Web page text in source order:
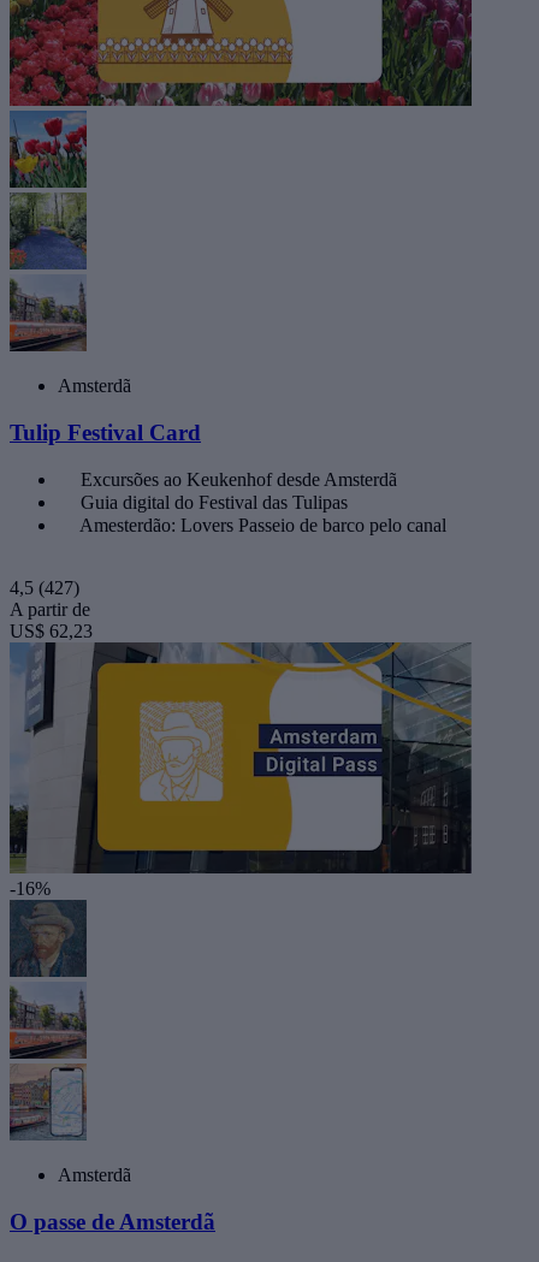
Amsterdã
Tulip Festival Card
Excursões ao Keukenhof desde Amsterdã
Guia digital do Festival das Tulipas
Amesterdão: Lovers Passeio de barco pelo canal
4,5 (427)
A partir de
US$ 62,23
-16%
Amsterdã
O passe de Amsterdã